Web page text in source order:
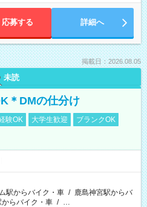
応募する 詳細へ
掲載日：2026.08.05
未読
＊DMの仕分け
験OK 大学生歓迎
ブランクOK
駅からバイク・車 / 鹿島神宮駅からバ
からバイク・車 / …